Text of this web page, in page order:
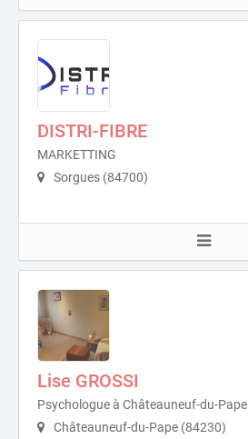
DISTRI-FIBRE
MARKETTING
Sorgues (84700)
Lise GROSSI
Psychologue à Châteauneuf-du-Pape
Châteauneuf-du-Pape (84230)